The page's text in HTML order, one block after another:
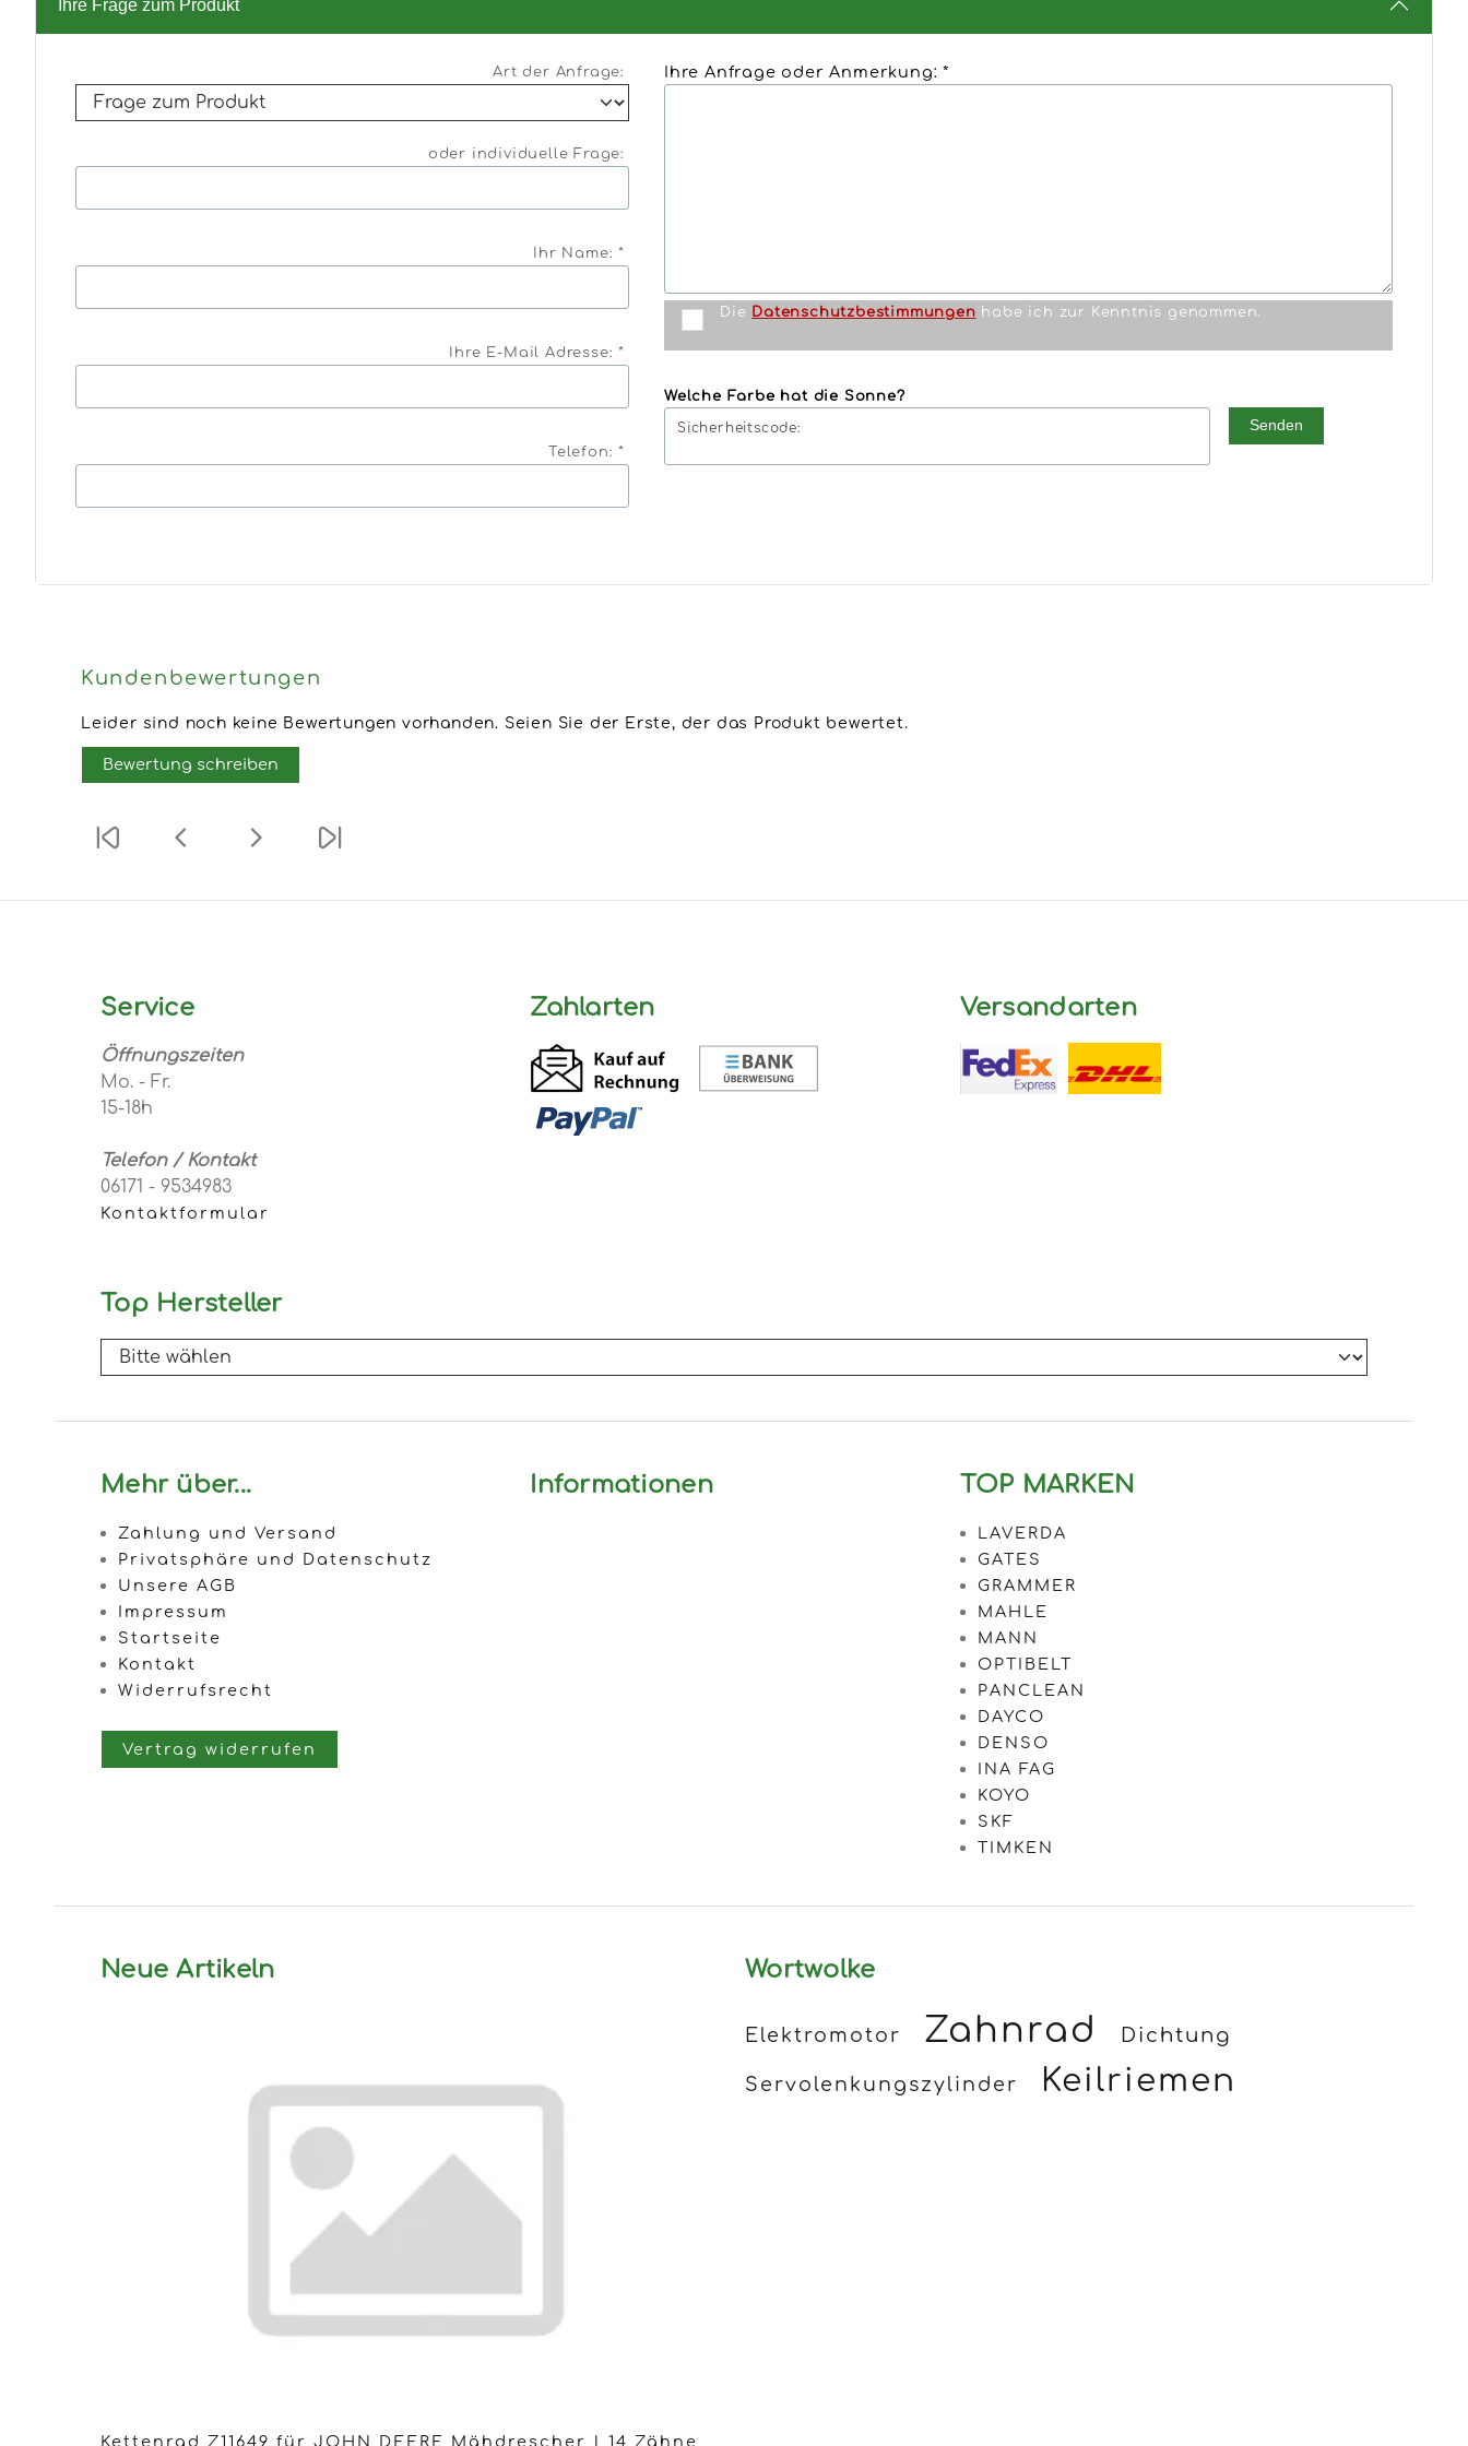
Ihre Frage zum Produkt
Art der Anfrage:
oder individuelle Frage:
Ihr Name: *
Ihre E-Mail Adresse: *
Telefon: *
Ihre Anfrage oder Anmerkung: *
Die Datenschutzbestimmungen habe ich zur Kenntnis genommen.
Sicherheitscode:
Welche Farbe hat die Sonne?
Senden
Kundenbewertungen
Leider sind noch keine Bewertungen vorhanden. Seien Sie der Erste, der das Produkt bewertet.
Bewertung schreiben
Service
Öffnungszeiten
Mo. - Fr.
15-18h
Telefon / Kontakt
06171 - 9534983
Kontaktformular
Zahlarten Versandarten
Top Hersteller
Mehr über...
Zahlung und Versand
Privatsphäre und Datenschutz
Unsere AGB
Impressum
Startseite
Kontakt
Widerrufsrecht
Vertrag widerrufen
Informationen TOP MARKEN
LAVERDA
GATES
GRAMMER
MAHLE
MANN
OPTIBELT
PANCLEAN
DAYCO
DENSO
INA FAG
KOYO
SKF
TIMKEN
Neue Artikeln
Kettenrad Z11649 für JOHN DEERE Mähdrescher | 14 Zähne
Wortwolke
Elektromotor Zahnrad Dichtung
Servolenkungszylinder Keilriemen